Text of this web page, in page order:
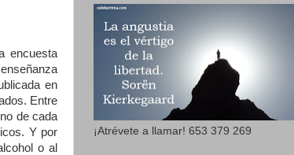
encuesta
en
Entre
de cada
Y por
o al
¡Atrévete a llamar! 653 379 269